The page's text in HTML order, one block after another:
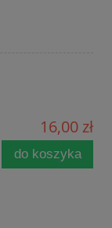
16,00 zł
do koszyka